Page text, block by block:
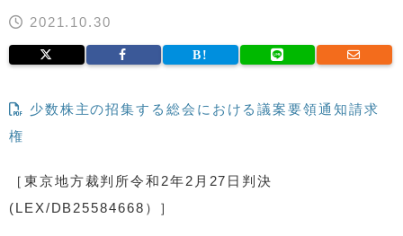
2021.10.30
少数株主の招集する総会における議案要領通知請求
権
［東京地方裁判所令和2年2月27日判決
(LEX/DB25584668）］